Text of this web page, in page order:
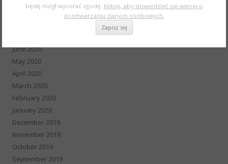
September 2020
June 2020
May 2020
April 2020
March 2020
February 2020
January 2020
December 2019
November 2019
October 2019
September 2019
będę mógł wycofać zgodę. Kliknij, aby dowiedzieć się więcej o
przetwarzaniu danych osobowych.